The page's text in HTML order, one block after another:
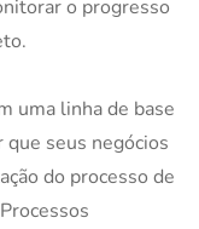
o progresso
uma linha de base
seus negócios
do processo de